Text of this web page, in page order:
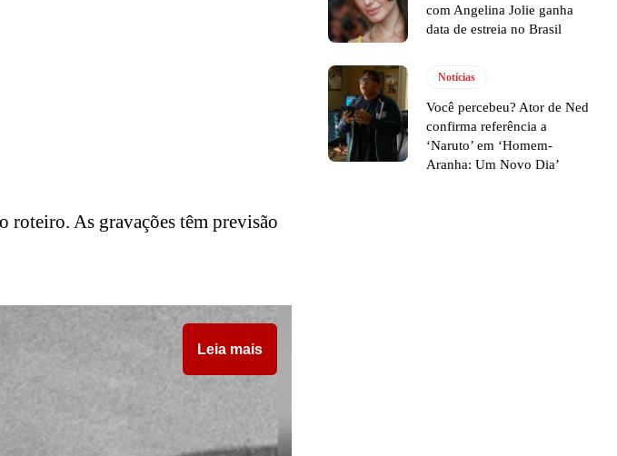
roteiro. As gravações têm previsão
Leia mais
com Angelina Jolie ganha
data de estreia no Brasil
Notícias
Você percebeu? Ator de Ned
confirma referência a
‘Naruto’ em ‘Homem-
Aranha: Um Novo Dia’